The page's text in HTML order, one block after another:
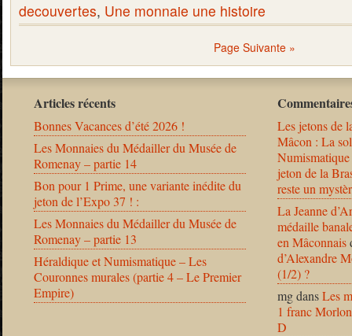
decouvertes, Une monnaie une histoire
Page Suivante »
Articles récents
Bonnes Vacances d’été 2026 !
Les Monnaies du Médailler du Musée de
Romenay – partie 14
Bon pour 1 Prime, une variante inédite du
jeton de l’Expo 37 ! :
Les Monnaies du Médailler du Musée de
Romenay – partie 13
Héraldique et Numismatique – Les
Couronnes murales (partie 4 – Le Premier
Empire)
Les jetons de
Mâcon : La
jeton de la
reste un
La Jeanne
médaille
en Mâconnais
d’Alexandre
(1/2) ?
mgdansLes
1 franc
D